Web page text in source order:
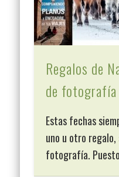
Regalos de
de fotografía
Estas fechas
uno u otro
fotografía.